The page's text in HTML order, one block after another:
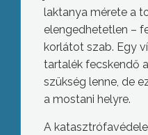
laktanya mérete a
elengedhetetlen –
korlátot szab. Egy
tartalék fecskendő
szükség lenne, de
a mostani helyre.
A